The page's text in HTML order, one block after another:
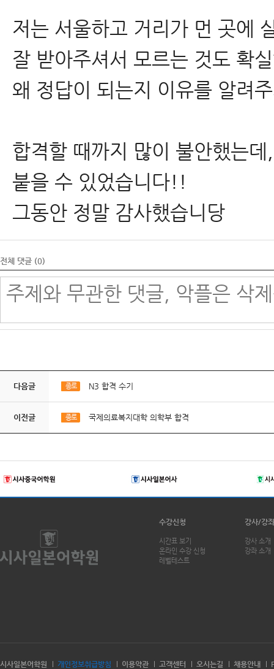
저는 서울하고 거리가 먼 곳에
잘 받아주셔서 모르는 것도 확
왜 정답이 되는지 이유를 알려
합격할 때까지 많이 불안했는
붙을 수 있었습니다!!
그동안 정말 감사했습니당
전체 댓글 (0)
다음글 종로 N3 합격 수기
이전글 종로 국제의료복지대학 의학부 합격
수강신청
시간표 보기
온라인 수강 신청
레벨테스트
강사/강좌
강사 소개
강좌 소개
시사일본어학원 개인정보취급방침 이용약관 고객센터 오시는길 채용안내